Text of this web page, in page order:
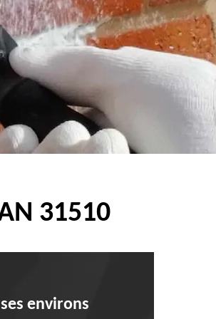
31510
environs